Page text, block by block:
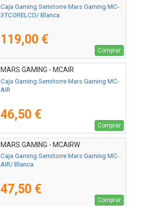
Caja Gaming Semitorre Mars Gaming MC-
3TCORELCD/ Blanca
119,00 €
Comprar
MARS GAMING - MCAIR
Caja Gaming Semitorre Mars Gaming MC-
AIR
46,50 €
Comprar
MARS GAMING - MCAIRW
Caja Gaming Semitorre Mars Gaming MC-
AIR/ Blanca
47,50 €
Comprar